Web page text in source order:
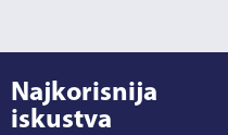
Najkorisnija
iskustva